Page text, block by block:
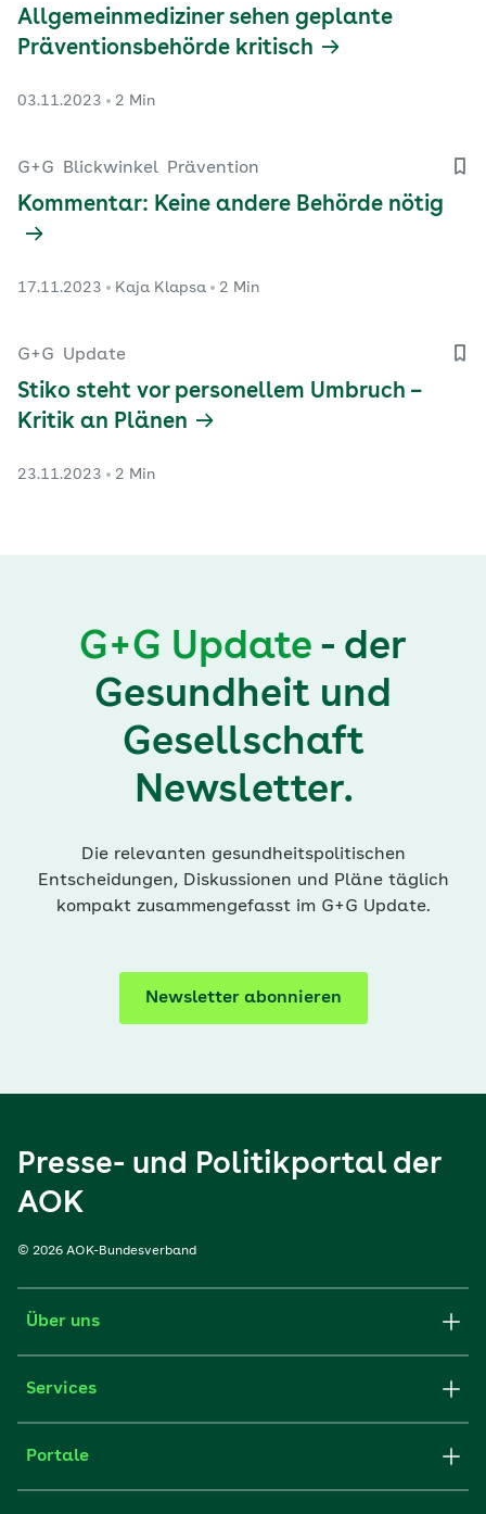
Allgemeinmediziner sehen geplante
Präventionsbehörde kritisch
03.11.2023 2 Min
G+G Blickwinkel Prävention
Kommentar: Keine andere Behörde nötig
17.11.2023 Kaja Klapsa 2 Min
G+G Update
Stiko steht vor personellem Umbruch –
Kritik an Plänen
23.11.2023 2 Min
G+G Update - der
Gesundheit und
Gesellschaft
Newsletter.
Die relevanten gesundheitspolitischen
Entscheidungen, Diskussionen und Pläne täglich
kompakt zusammengefasst im G+G Update.
Newsletter abonnieren
Presse- und Politikportal der
AOK
© 2026 AOK-Bundesverband
Über uns
Services
Portale